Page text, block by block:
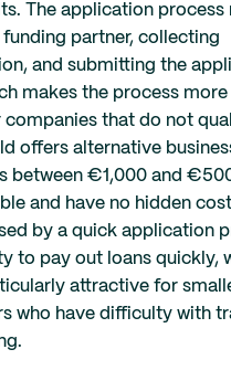
The application process
partner, collecting
and submitting the
makes the process more
companies that do not
offers alternative
between €1,000 and
and have no hidden
by a quick application
to pay out loans quickly,
attractive for
who have difficulty with